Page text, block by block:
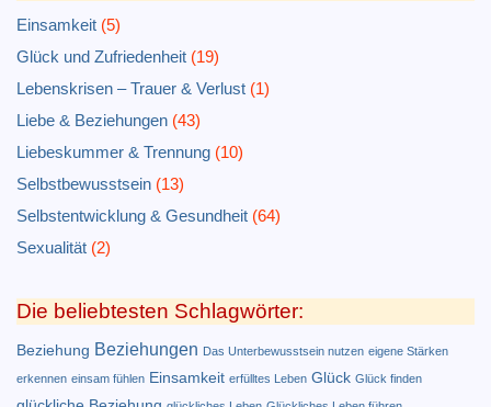
Einsamkeit (5)
Glück und Zufriedenheit (19)
Lebenskrisen – Trauer & Verlust (1)
Liebe & Beziehungen (43)
Liebeskummer & Trennung (10)
Selbstbewusstsein (13)
Selbstentwicklung & Gesundheit (64)
Sexualität (2)
Die beliebtesten Schlagwörter:
Beziehung Beziehungen Das Unterbewusstsein nutzen eigene Stärken
erkennen einsam fühlen Einsamkeit erfülltes Leben Glück Glück finden